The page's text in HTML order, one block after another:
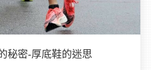
秘密-厚底鞋的迷思